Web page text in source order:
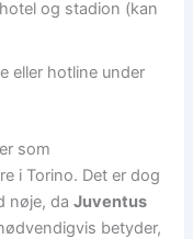
og stadion (kan
eller hotline under
som
i Torino. Det er dog
nøje, daJuventus
betyder,